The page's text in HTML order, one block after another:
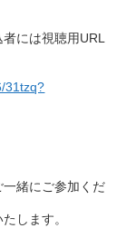
には視聴用URL
31tzq?
緒にご参加くだ
します。